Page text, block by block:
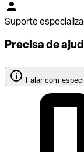
Suporte
Precisa de
Falar com